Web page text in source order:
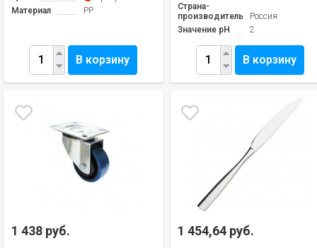
Материал
PP
В корзину
Страна-
производитель
Россия
Значение pH
2
В корзину
1 438 руб. 1 454,64 руб.